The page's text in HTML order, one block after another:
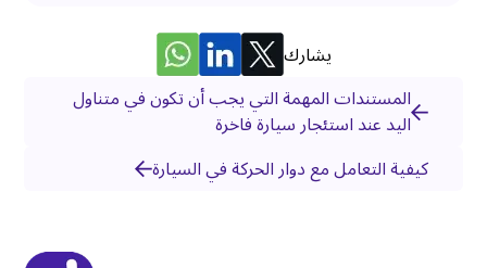
يشارك
المستندات المهمة التي يجب أن تكون في متناول
اليد عند استئجار سيارة فاخرة
كيفية التعامل مع دوار الحركة في السيارة